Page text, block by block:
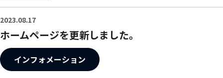
2023.08.17
ホームページを更新しました。
インフォメーション